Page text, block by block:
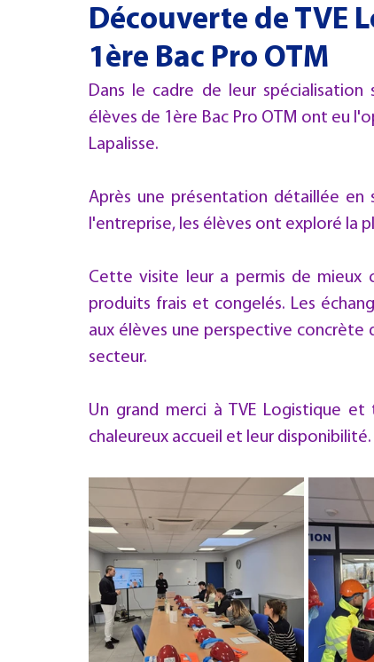
Découverte de TVE
1ère Bac Pro OTM
Dans le cadre de leur spécialisation
élèves de 1ère Bac Pro OTM ont eu
Lapalisse.
Après une présentation détaillée
l'entreprise, les élèves ont exploré la
Cette visite leur a permis de mieux
produits frais et congelés. Les
aux élèves une perspective concrète
secteur.
Un grand merci à TVE Logistique
chaleureux accueil et leur disponibilité.